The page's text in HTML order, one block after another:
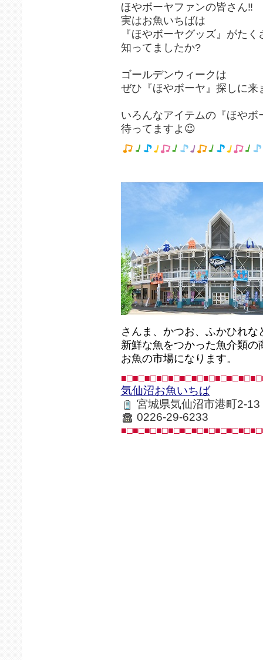
ほやボーヤファンの皆さん‼️
実はお魚いちばは
『ほやボーヤグッズ』がた
知ってましたか?
ゴールデンウィークは
ぜひ『ほやボーヤ』探しに来
いろんなアイテムの『ほや
待ってますよ😉
さんま、かつお、ふかひれ
新鮮な魚をつかった魚介類
お魚の市場になります。
気仙沼お魚いちば
宮城県気仙沼市港町2-13
0226-29-6233